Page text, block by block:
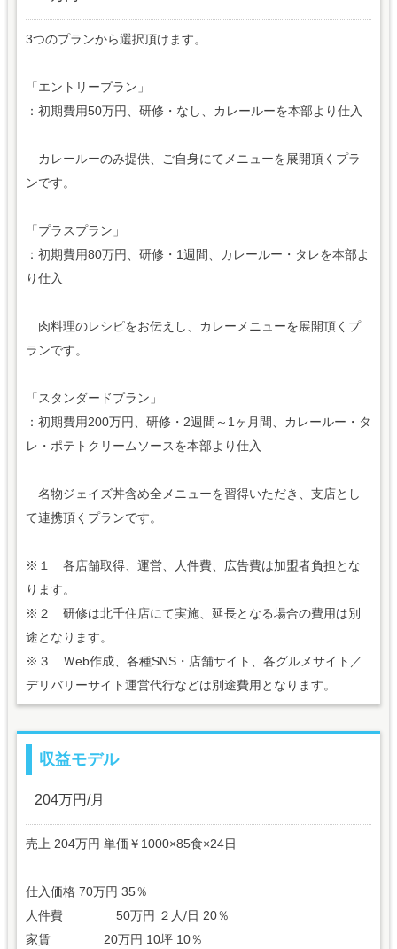
3つのプランから選択頂けます。
「エントリープラン」
：初期費用50万円、研修・なし、カレールーを本部より仕入
カレールーのみ提供、ご自身にてメニューを展開頂くプラ
ンです。
「プラスプラン」
：初期費用80万円、研修・1週間、カレールー・タレを本部よ
り仕入
肉料理のレシピをお伝えし、カレーメニューを展開頂くプ
ランです。
「スタンダードプラン」
：初期費用200万円、研修・2週間～1ヶ月間、カレールー・タ
レ・ポテトクリームソースを本部より仕入
名物ジェイズ丼含め全メニューを習得いただき、支店とし
て連携頂くプランです。
※１ 各店舗取得、運営、人件費、広告費は加盟者負担とな
ります。
※２ 研修は北千住店にて実施、延長となる場合の費用は別
途となります。
※３ Ｗeb作成、各種SNS・店舗サイト、各グルメサイト／
デリバリーサイト運営代行などは別途費用となります。
収益モデル
204万円/月
売上 204万円 単価￥1000×85食×24日
仕入価格 70万円 35％
人件費 50万円 ２人/日 20％
家賃 20万円 10坪 10％